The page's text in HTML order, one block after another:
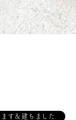
す＆建ちました